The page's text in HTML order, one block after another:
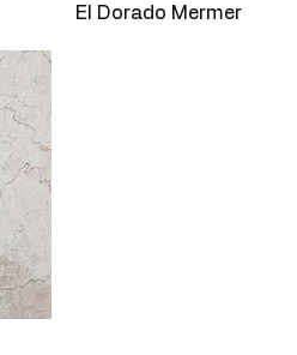
Hızlı Bakış
El Dorado Mermer